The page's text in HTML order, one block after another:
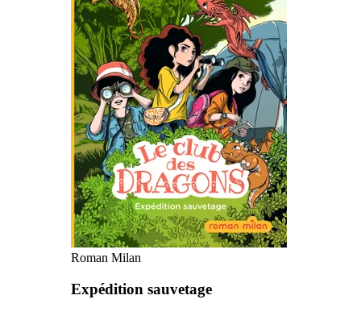
Roman Milan
Expédition sauvetage